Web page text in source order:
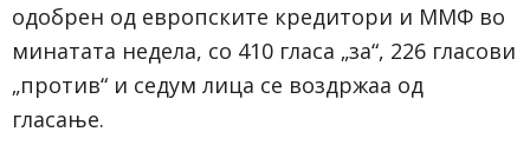
одобрен од европските кредитори и ММФ во
минатата недела, со 410 гласа „за“, 226 гласови
„против“ и седум лица се воздржаа од
гласање.